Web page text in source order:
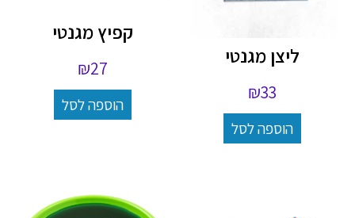
ליצן מגנטי
₪33
הוספה לסל
קפיץ מגנטי
₪27
הוספה לסל